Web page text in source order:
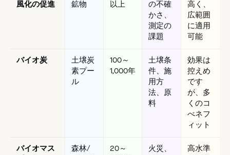
風化の促進
鉱物
以上
の不確
かさ、
測定の
課題
高く、
広範囲
に適用
可能
バイオ炭
土壌炭
素プー
ル
100～
1,000年
土壌条
件、施
用方
法、原
料
効果は
控えめ
です
が、多
くのコ
べネフ
ィット
バイオマス
森林/
20～
火災、
高水準